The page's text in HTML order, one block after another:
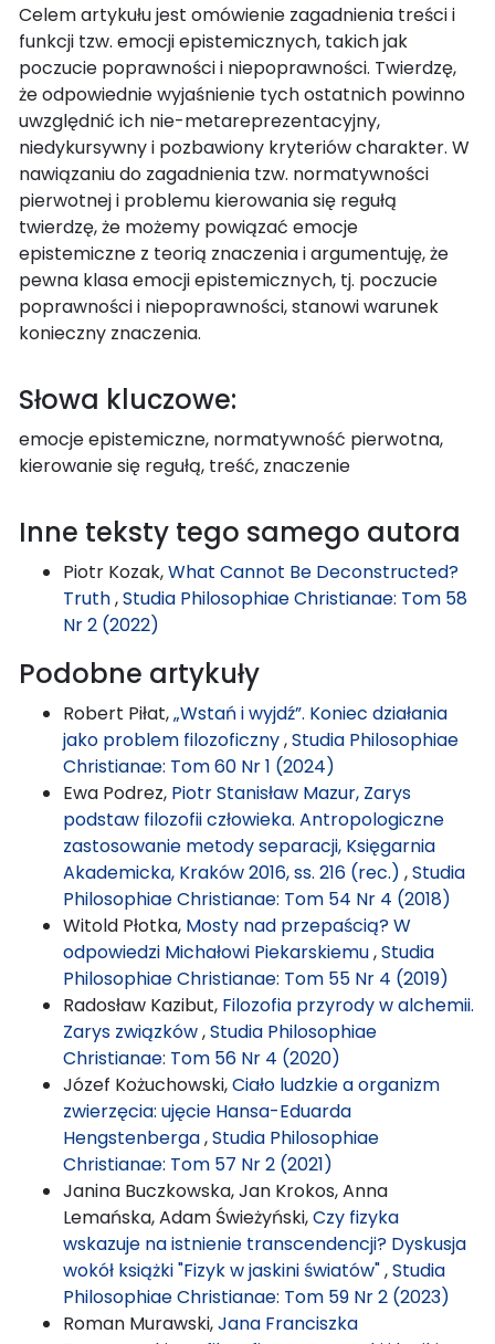
Celem artykułu jest omówienie zagadnienia treści i
funkcji tzw. emocji epistemicznych, takich jak
poczucie poprawności i niepoprawności. Twierdzę,
że odpowiednie wyjaśnienie tych ostatnich powinno
uwzględnić ich nie-metareprezentacyjny,
niedykursywny i pozbawiony kryteriów charakter. W
nawiązaniu do zagadnienia tzw. normatywności
pierwotnej i problemu kierowania się regułą
twierdzę, że możemy powiązać emocje
epistemiczne z teorią znaczenia i argumentuję, że
pewna klasa emocji epistemicznych, tj. poczucie
poprawności i niepoprawności, stanowi warunek
konieczny znaczenia.
Słowa kluczowe:
emocje epistemiczne, normatywność pierwotna,
kierowanie się regułą, treść, znaczenie
Inne teksty tego samego autora
Piotr Kozak,What Cannot Be Deconstructed?
Truth,Studia Philosophiae Christianae: Tom 58
Nr 2 (2022)
Podobne artykuły
Robert Piłat,„Wstań i wyjdź”. Koniec działania
jako problem filozoficzny,Studia Philosophiae
Christianae: Tom 60 Nr 1 (2024)
Ewa Podrez, Piotr Stanisław Mazur, Zarys
podstaw filozofii człowieka. Antropologiczne
zastosowanie metody separacji, Księgarnia
Akademicka, Kraków 2016, ss. 216 (rec.) ,Studia
Philosophiae Christianae: Tom 54 Nr 4 (2018)
Witold Płotka, Mosty nad przepaścią? W
odpowiedzi Michałowi Piekarskiemu,Studia
Philosophiae Christianae: Tom 55 Nr 4 (2019)
Radosław Kazibut, Filozofia przyrody w alchemii.
Zarys związków,Studia Philosophiae
Christianae: Tom 56 Nr 4 (2020)
Józef Kożuchowski,Ciało ludzkie a organizm
zwierzęcia: ujęcie Hansa-Eduarda
Hengstenberga,Studia Philosophiae
Christianae: Tom 57 Nr 2 (2021)
Janina Buczkowska, Jan Krokos, Anna
Lemańska, Adam Świeżyński,Czy fizyka
wskazuje na istnienie transcendencji? Dyskusja
wokół książki "Fizyk w jaskini światów",Studia
Philosophiae Christianae: Tom 59 Nr 2 (2023)
Roman Murawski,Jana Franciszka